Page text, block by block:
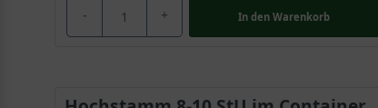
- + In den Warenkorb